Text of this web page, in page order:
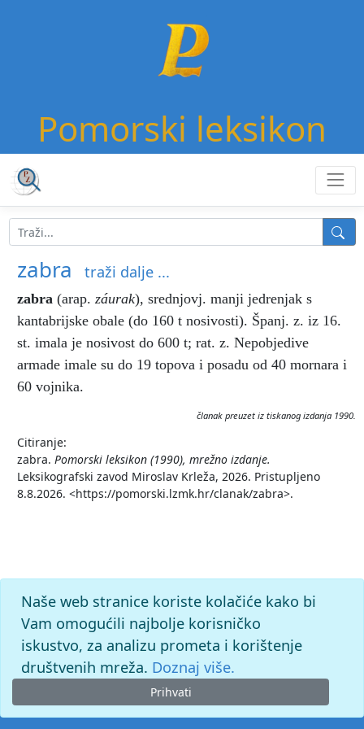
Pomorski leksikon
zabra traži dalje ...
zabra (arap. záurak), srednjovj. manji jedrenjak s
kantabrijske obale (do 160 t nosivosti). Španj. z. iz 16.
st. imala je nosivost do 600 t; rat. z. Nepobjedive
armade imale su do 19 topova i posadu od 40 mornara i
60 vojnika.
članak preuzet iz tiskanog izdanja 1990.
Citiranje:
zabra. Pomorski leksikon (1990), mrežno izdanje.
Leksikografski zavod Miroslav Krleža, 2026. Pristupljeno
8.8.2026. <https://pomorski.lzmk.hr/clanak/zabra>.
Naše web stranice koriste kolačiće kako bi
Vam omogućili najbolje korisničko
iskustvo, za analizu prometa i korištenje
društvenih mreža. Doznaj više.
Prihvati
© 2026. -Leksikografski zavodMiroslav Krleža